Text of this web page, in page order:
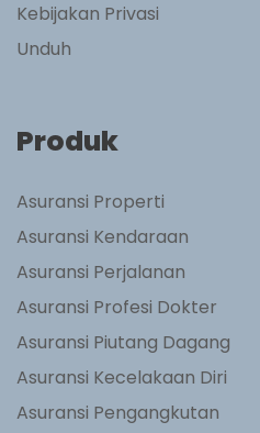
Kebijakan Privasi
Unduh
Produk
Asuransi Properti
Asuransi Kendaraan
Asuransi Perjalanan
Asuransi Profesi Dokter
Asuransi Piutang Dagang
Asuransi Kecelakaan Diri
Asuransi Pengangkutan